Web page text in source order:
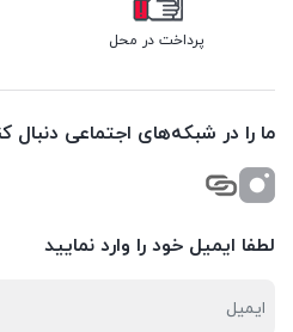
پرداخت در محل
ما را در شبکه‌های اجتماعی دنبال
لطفا ایمیل خود را وارد نمایید